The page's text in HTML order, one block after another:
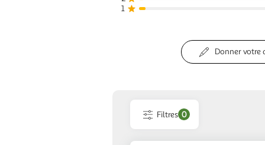
1
Donner votre
Filtres 0